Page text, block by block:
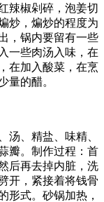
辣椒剁碎，泡姜切
炒，煸炒的程度为
，锅内要留有一些
一些肉汤入味，在
在加入酸菜，在烹
量的醋。
、精盐、味精、
瓣。制作过程：首
后再去掉内脏，洗
开，紧接着将钱骨
形式。砂锅加热，